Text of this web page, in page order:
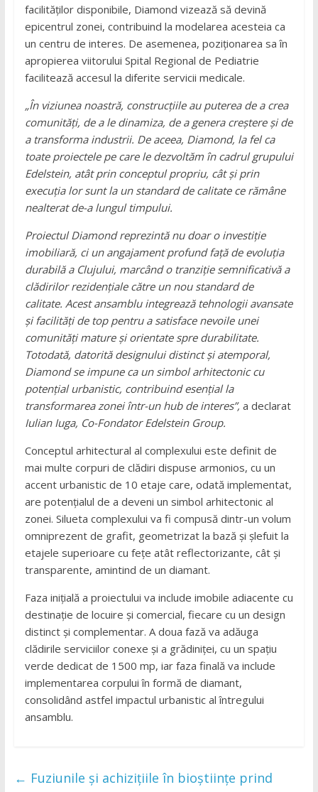
facilităților disponibile, Diamond vizează să devină
epicentrul zonei, contribuind la modelarea acesteia ca
un centru de interes. De asemenea, poziționarea sa în
apropierea viitorului Spital Regional de Pediatrie
facilitează accesul la diferite servicii medicale.
„În viziunea noastră, construcțiile au puterea de a crea
comunități, de a le dinamiza, de a genera creștere și de
a transforma industrii. De aceea, Diamond, la fel ca
toate proiectele pe care le dezvoltăm în cadrul grupului
Edelstein, atât prin conceptul propriu, cât și prin
execuția lor sunt la un standard de calitate ce rămâne
nealterat de-a lungul timpului.
Proiectul Diamond reprezintă nu doar o investiție
imobiliară, ci un angajament profund față de evoluția
durabilă a Clujului, marcând o tranziție semnificativă a
clădirilor rezidențiale către un nou standard de
calitate. Acest ansamblu integrează tehnologii avansate
și facilități de top pentru a satisface nevoile unei
comunități mature și orientate spre durabilitate.
Totodată, datorită designului distinct și atemporal,
Diamond se impune ca un simbol arhitectonic cu
potențial urbanistic, contribuind esențial la
transformarea zonei într-un hub de interes”, a declarat
Iulian Iuga, Co-Fondator Edelstein Group.
Conceptul arhitectural al complexului este definit de
mai multe corpuri de clădiri dispuse armonios, cu un
accent urbanistic de 10 etaje care, odată implementat,
are potențialul de a deveni un simbol arhitectonic al
zonei. Silueta complexului va fi compusă dintr-un volum
omniprezent de grafit, geometrizat la bază și șlefuit la
etajele superioare cu fețe atât reflectorizante, cât și
transparente, amintind de un diamant.
Faza inițială a proiectului va include imobile adiacente cu
destinație de locuire și comercial, fiecare cu un design
distinct și complementar. A doua fază va adăuga
clădirile serviciilor conexe și a grădiniței, cu un spațiu
verde dedicat de 1500 mp, iar faza finală va include
implementarea corpului în formă de diamant,
consolidând astfel impactul urbanistic al întregului
ansamblu.
← Fuziunile și achizițiile în bioștiințe prind